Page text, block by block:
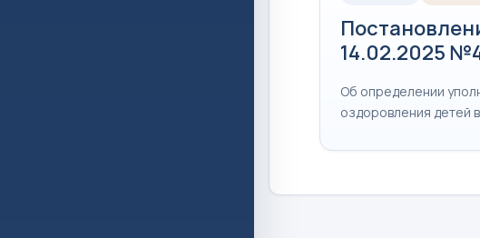
14.02.2025
Об определении
оздоровления детей